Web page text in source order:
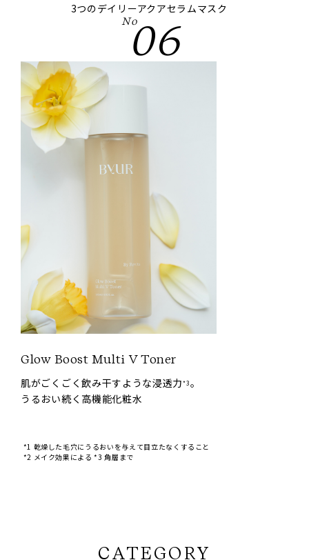
3つのデイリーアクアセラムマスク
No06
Glow Boost Multi V Toner
肌がごくごく飲み干すような浸透力*3。
うるおい続く高機能化粧水
*1 乾燥した毛穴にうるおいを与えて目立たなくすること
*2 メイク効果による *3 角層まで
CATEGORY